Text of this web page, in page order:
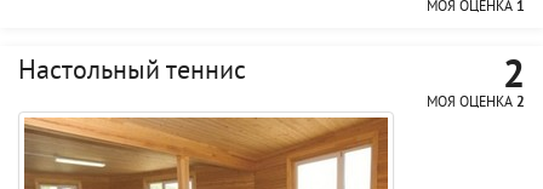
МОЯ ОЦЕНКА 1
Настольный теннис 2
МОЯ ОЦЕНКА 2